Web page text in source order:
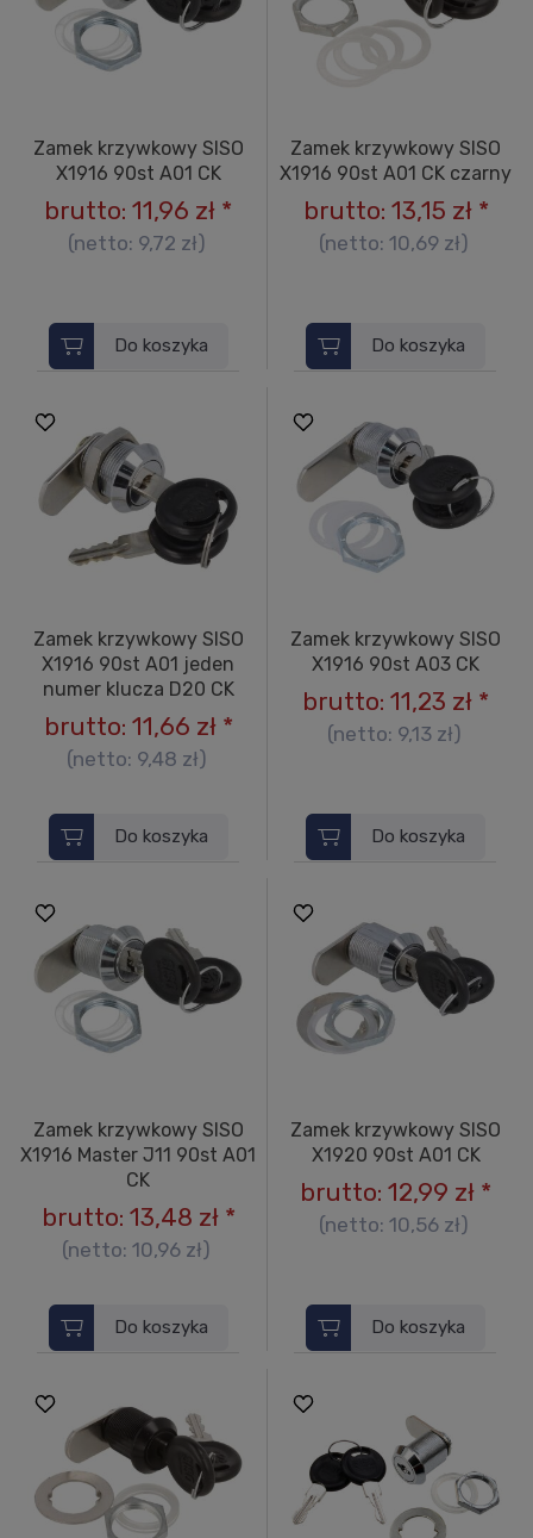
Zamek krzywkowy SISO
X1916 90st A01 CK
brutto: 11,96 zł *
(netto: 9,72 zł)
Do koszyka
Zamek krzywkowy SISO
X1916 90st A01 CK czarny
brutto: 13,15 zł*
(netto: 10,69 zł)
Do koszyka
Zamek krzywkowy SISO
X1916 90st A01 jeden
numer klucza D20 CK
brutto: 11,66 zł*
(netto: 9,48 zł)
Do koszyka
Zamek krzywkowy SISO
X1916 90st A03 CK
brutto: 11,23 zł *
(netto: 9,13 zł)
Do koszyka
Zamek krzywkowy SISO
X1916 Master J11 90st A01
CK
brutto: 13,48 zł*
(netto: 10,96 zł)
Do koszyka
Zamek krzywkowy SISO
X1920 90st A01 CK
brutto: 12,99 zł *
(netto: 10,56 zł)
Do koszyka